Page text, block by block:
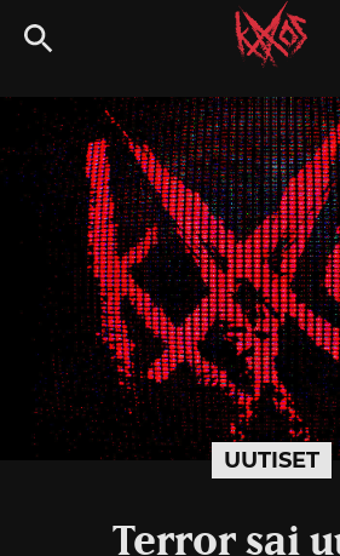
Siirry
suoraan
Kaaoszine
UUTISET
Terror sai